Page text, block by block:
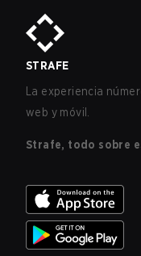
STRAFE
La experiencia
web y móvil.
Strafe, todo sobre